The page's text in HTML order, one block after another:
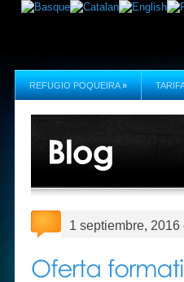
REFUGIO POQUEIRA »
1 septiembre, 2016